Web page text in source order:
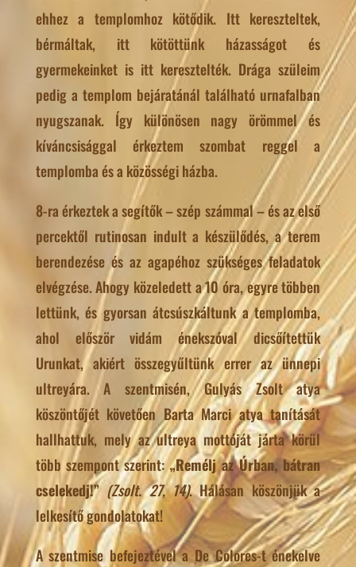
ehhez a templomhoz kötődik. Itt kereszteltek,
bérmáltak, itt kötöttünk házasságot és
gyermekeinket is itt keresztelték. Drága szüleim
pedig a templom bejáratánál található urnafalban
nyugszanak. Így különösen nagy örömmel és
kíváncsisággal érkeztem szombat reggel a
templomba és a közösségi házba.
8-ra érkeztek a segítők – szép számmal – és az első
percektől rutinosan indult a készülődés, a terem
berendezése és az agapéhoz szükséges feladatok
elvégzése. Ahogy közeledett a 10 óra, egyre többen
lettünk, és gyorsan átcsúszkáltunk a templomba,
ahol először vidám énekszóval dicsőítettük
Urunkat, akiért összegyűltünk errer az ünnepi
ultreyára. A szentmisén, Gulyás Zsolt atya
köszöntőjét követően Barta Marci atya tanítását
hallhattuk, mely az ultreya mottóját járta körül
több szempont szerint:„Remélj az Úrban, bátran
cselekedj!” (Zsolt. 27, 14). Hálásan köszönjük a
lelkesítő gondolatokat!
A szentmise befejeztével a De Colores-t énekelve